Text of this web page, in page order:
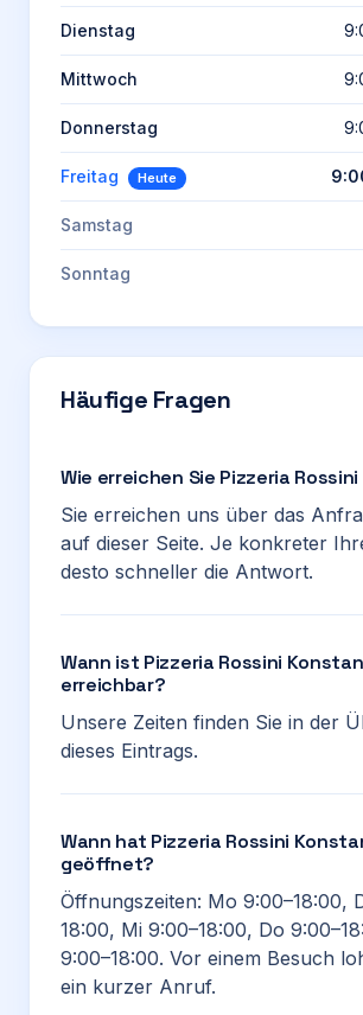
Dienstag
Mittwoch
Donnerstag
Freitag Heute
Samstag
Sonntag
Häufige Fragen
Wie erreichen Sie Pizzeria
Sie erreichen uns über das
auf dieser Seite. Je konkreter
desto schneller die Antwort.
Wann ist Pizzeria Rossini
erreichbar?
Unsere Zeiten finden Sie in der
dieses Eintrags.
Wann hat Pizzeria Rossini
geöffnet?
Öffnungszeiten: Mo 9:00–18:00,
18:00, Mi 9:00–18:00, Do
9:00–18:00. Vor einem Besuch
ein kurzer Anruf.